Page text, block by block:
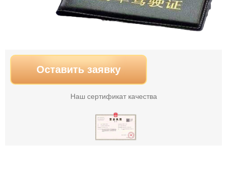
Оставить заявку
Наш сертификат качества